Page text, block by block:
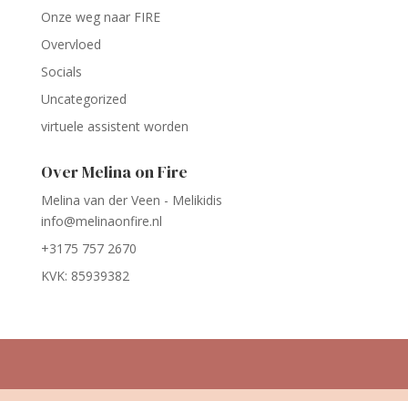
Onze weg naar FIRE
Overvloed
Socials
Uncategorized
virtuele assistent worden
Over Melina on Fire
Melina van der Veen - Melikidis
info@melinaonfire.nl
+3175 757 2670
KVK: 85939382